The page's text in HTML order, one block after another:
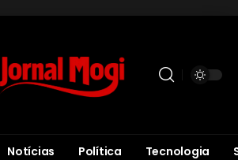
Notícias Política Tecnologia